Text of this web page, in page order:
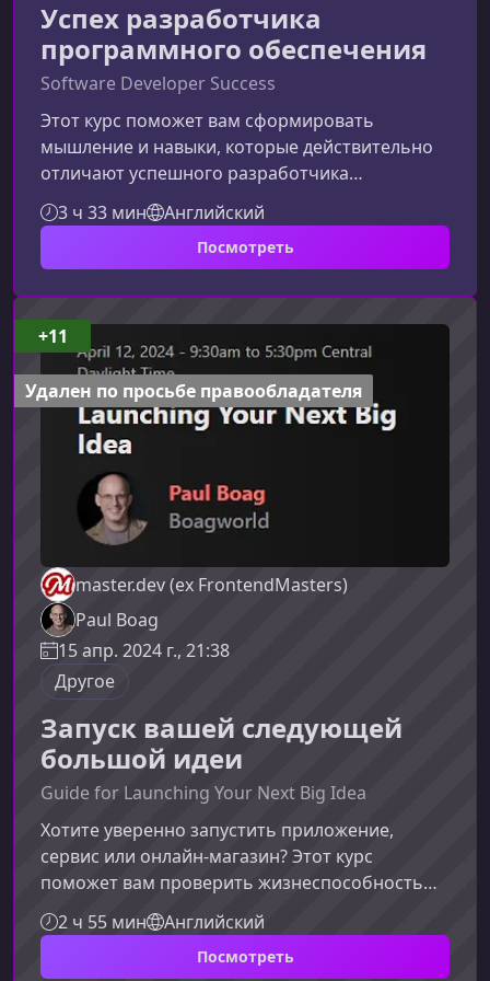
Успех разработчика
программного обеспечения
Software Developer Success
Этот курс поможет вам сформировать
мышление и навыки, которые действительно
отличают успешного разработчика
программного обеспечения. Вы узнаете, как
эффективнее работать с кодом,
взаимодействовать с командой и планировать
курсеОбучение построено так, чтобы дать вам
практические инструменты для роста как в
технических, так и в нетехнических аспектах
профессии.Ожидания от инженеров
начального уровня
3 ч 33 мин Английский
Посмотреть
master.dev (ex FrontendMasters)
Paul Boag
15 апр. 2024 г., 21:38
Другое
Запуск вашей следующей
большой идеи
Guide for Launching Your Next Big Idea
Хотите уверенно запустить приложение,
сервис или онлайн‑магазин? Этот курс
поможет вам проверить жизнеспособность
идеи до начала разработки и подготовить
прочный фундамент для успешного запуска и
продвижения проекта.Что вы узнаете на
2 ч 55 мин Английский
Посмотреть
+11
Удален по просьбе правообладателя